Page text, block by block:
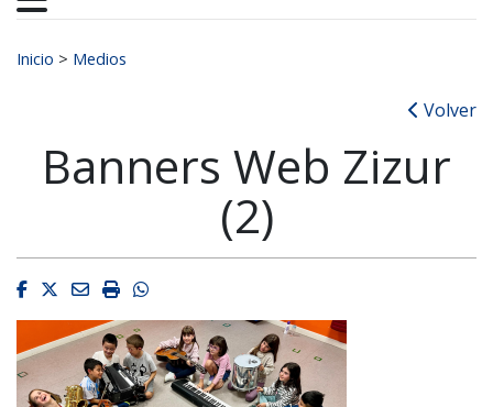
Buscar:
Inicio > Medios
Volver
Banners Web Zizur
(2)
Facebook
Twitter
EmailImprimirWhatsapp